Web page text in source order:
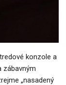
konzole a
zábavným
„nasadený